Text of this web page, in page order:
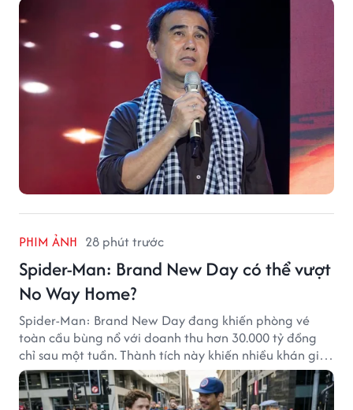
PHIM ẢNH 28 phút trước
Spider-Man: Brand New Day có thể vượt
No Way Home?
Spider-Man: Brand New Day đang khiến phòng vé
toàn cầu bùng nổ với doanh thu hơn 30.000 tỷ đồng
chỉ sau một tuần. Thành tích này khiến nhiều khán giả
đặt câu hỏi liệu bộ phim mới của Tom Holland có thể
phá kỷ lục mà No Way Home từng thiết lập hay không.